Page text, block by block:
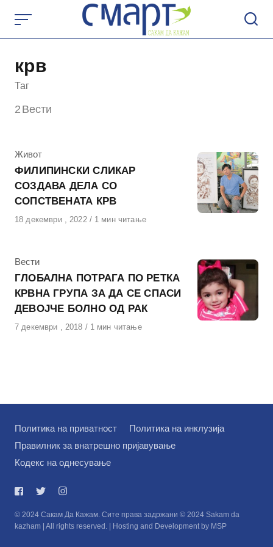
content
крв
Таг
2 Вести
КАтегорија
Живот
ФИЛИПИНСКИ СЛИКАР
СОЗДАВА ДЕЛА СО
СОПСТВЕНАТА КРВ
Објавено
18 декември , 2022 1 мин читање
КАтегорија
Вести
ГЛОБАЛНА ПОТРАГА ПО РЕТКА
КРВНА ГРУПА ЗА ДА СЕ СПАСИ
ДЕВОЈЧЕ БОЛНО ОД РАК
Објавено
7 декември , 2018 1 мин читање
Политика на приватност
Политика на инклузија
Правилник за внатрешно пријавување
Кодекс на однесување
© 2024 Сакам Да Кажам. Сите права задржани © 2024 Sakam da
kazham | All rights reserved. | Hosting and Development by MSP